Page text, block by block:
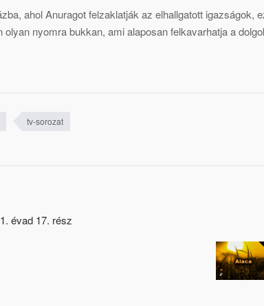
ahol Anuragot felzaklatják az elhallgatott igazságok,
nyomra bukkan, ami alaposan felkavarhatja a
tv-sorozat
évad 17. rész